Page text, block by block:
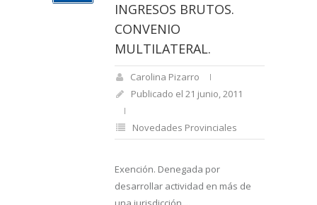
INGRESOS BRUTOS.
CONVENIO
MULTILATERAL.
Carolina Pizarro
Publicado el 21 junio, 2011
Novedades Provinciales
Exención. Denegada por
desarrollar actividad en más de